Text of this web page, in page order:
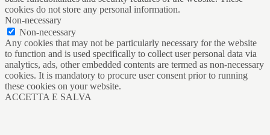
cookies do not store any personal information.
Non-necessary
Non-necessary
Any cookies that may not be particularly necessary for the website
to function and is used specifically to collect user personal data via
analytics, ads, other embedded contents are termed as non-necessary
cookies. It is mandatory to procure user consent prior to running
these cookies on your website.
ACCETTA E SALVA